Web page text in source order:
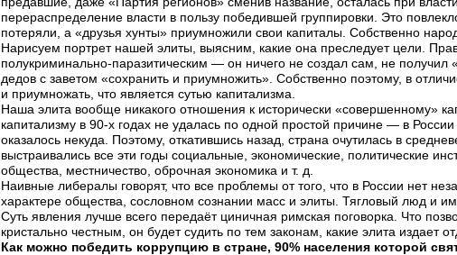
перераспределение власти в пользу победившей группировки. Это
потеряли, а «друзья хунты» приумножили свои капиталы. Собственно
Нарисуем портрет нашей элиты, выясним, какие она преследует цели.
полукриминально-паразитическим — он ничего не создал сам, не получил
дедов с заветом «сохранить и приумножить». Собственно поэтому, в
и приумножать, что является сутью капитализма.
Наша элита вообще никакого отношения к исторически «совершенному»
капитализму в 90-х годах не удалась по одной простой причине — в
оказалось некуда. Поэтому, откатившись назад, страна очутилась в
выстраивались все эти годы социальные, экономические, политические
общества, местничество, оброчная экономика и т. д.
Наивные либералы говорят, что все проблемы от того, что в России нет
характере общества, сословном сознании масс и элиты. Тягловый люд и
Суть явления лучше всего передаёт циничная римская поговорка. Что
кристально честным, он будет судить по тем законам, какие элита
Как можно победить коррупцию в стране, 90% населения которой